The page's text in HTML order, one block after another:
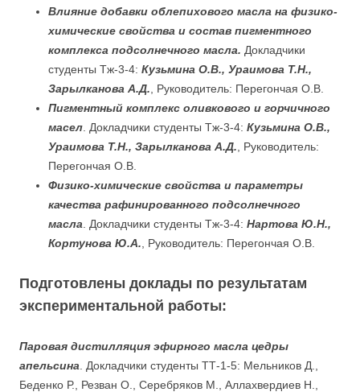
Влияние добавки облепихового масла на физико-
химические свойства и состав пигментного
комплекса подсолнечного масла. Докладчики
студенты Тж-3-4: Кузьмина О.В., Ураимова Т.Н.,
Зарылканова А.Д. , Руководитель: Перегончая О.В.
Пигментный комплекс оливкового и горчичного
масел . Докладчики студенты Тж-3-4: Кузьмина О.В.,
Ураимова Т.Н., Зарылканова А.Д. , Руководитель:
Перегончая О.В.
Физико-химические свойства и параметры
качества рафинированного подсолнечного
масла . Докладчики студенты Тж-3-4: Нартова Ю.Н.,
Кортунова Ю.А. , Руководитель: Перегончая О.В.
Подготовлены доклады по результатам
экспериментальной работы:
Паровая дистилляция эфирного масла цедры
апельсина . Докладчики студенты ТТ-1-5: Мельников Д.,
Беденко Р., Резван О., Серебряков М., Аллахвердиев Н.,